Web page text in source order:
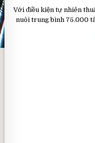
Với điều kiện tự nhiên
nuôi trung bình 75.000